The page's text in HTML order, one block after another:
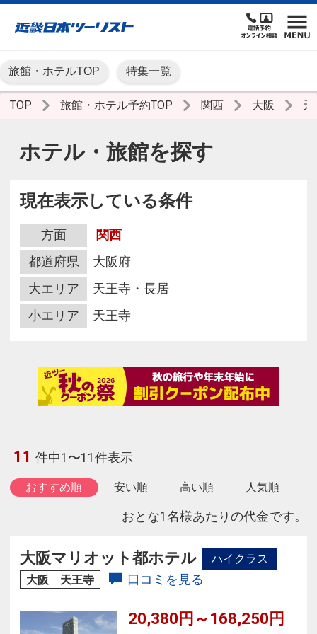
旅館・ホテルTOP 特集一覧
TOP 旅館・ホテル予約TOP 関西 大阪
ホテル・旅館を探す
現在表示している条件
方面
関西
都道府県
大阪府
大エリア
天王寺・長居
小エリア
天王寺
11 件中1〜11件表示
おすすめ順 安い順 高い順 人気順
おとな1名様あたりの代金です。
大阪マリオット都ホテル
ハイクラス
大阪 天王寺
口コミを見る
20,380円～168,250円